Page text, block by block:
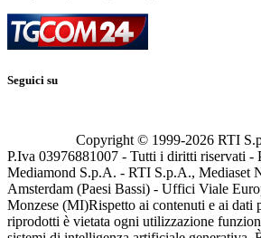
Seguici su
Copyright © 1999-2026 RTI
P.Iva 03976881007 - Tutti i diritti riservati -
Mediamond S.p.A. - RTI S.p.A., Mediaset
Amsterdam (Paesi Bassi) - Uffici Viale
Monzese (MI)Rispetto ai contenuti e ai dati
riprodotti è vietata ogni utilizzazione